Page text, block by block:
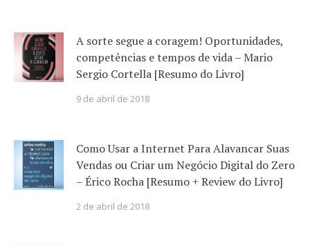
A sorte segue a coragem! Oportunidades,
competências e tempos de vida – Mario
Sergio Cortella [Resumo do Livro]
9 de abril de 2018
Como Usar a Internet Para Alavancar Suas
Vendas ou Criar um Negócio Digital do Zero
– Érico Rocha [Resumo + Review do Livro]
2 de abril de 2018